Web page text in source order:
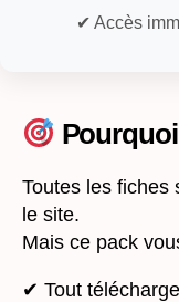
✔ Accès
Toutes les fiches
le site.
Mais ce pack
✔ Tout